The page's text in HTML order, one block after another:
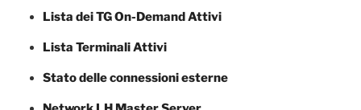
Lista dei TG On-Demand Attivi
Lista Terminali Attivi
Stato delle connessioni esterne